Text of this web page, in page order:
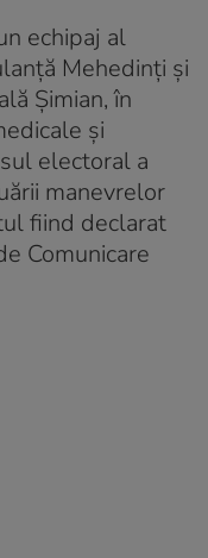
echipaj al
Mehedinţi şi
Şimian, în
şi
electoral a
manevrelor
fiind declarat
Comunicare